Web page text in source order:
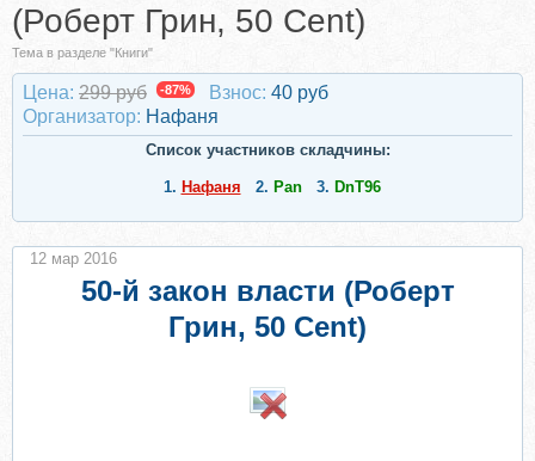
(Роберт Грин, 50 Cent)
Тема в разделе "Книги"
Цена: 299 руб -87% Взнос: 40 руб
Организатор: Нафаня
Список участников складчины:
1. Нафаня 2. Pan 3. DnT96
50-й закон власти (Роберт
Грин, 50 Cent)
12 мар 2016